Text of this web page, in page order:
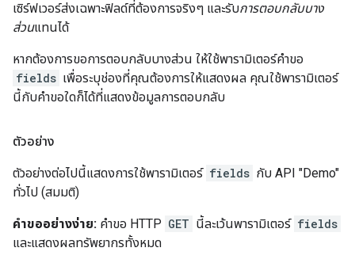
เซิร์ฟเวอร์ส่งเฉพาะฟิลด์ที่ต้องการจริงๆ และรับการตอบกลับบาง
ส่วนแทนได้
หากต้องการขอการตอบกลับบางส่วน ให้ใช้พารามิเตอร์คำขอ
fields เพื่อระบุช่องที่คุณต้องการให้แสดงผล คุณใช้พารามิเตอร์
นี้กับคำขอใดก็ได้ที่แสดงข้อมูลการตอบกลับ
ตัวอย่าง
ตัวอย่างต่อไปนี้แสดงการใช้พารามิเตอร์ fields กับ API "Demo"
ทั่วไป (สมมติ)
คำขออย่างง่าย: คำขอ HTTP GET นี้ละเว้นพารามิเตอร์ fields
และแสดงผลทรัพยากรทั้งหมด